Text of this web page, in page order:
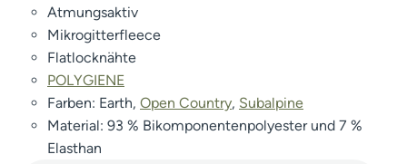
Atmungsaktiv
Mikrogitterfleece
Flatlocknähte
POLYGIENE
Farben: Earth, Open Country, Subalpine
Material: 93 % Bikomponentenpolyester und 7 %
Elasthan